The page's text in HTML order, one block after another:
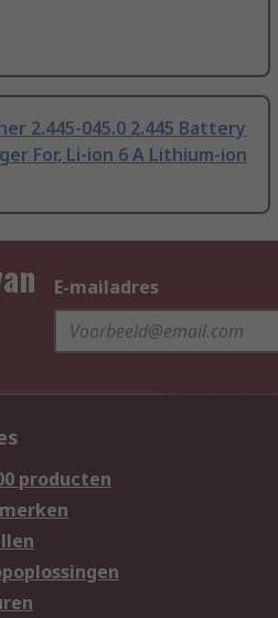
2.445-045.0 2.445 Battery
For, Li-ion 6 A Lithium-ion
E-mailadres
producten